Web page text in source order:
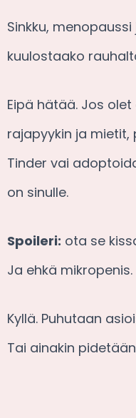
Sinkku,
kuulostaako
Eipä hätää. Jos
rajapyykin ja
Tinder vai
on sinulle.
Spoileri: ota se
Ja ehkä mikropenis.
Kyllä. Puhutaan
Tai ainakin